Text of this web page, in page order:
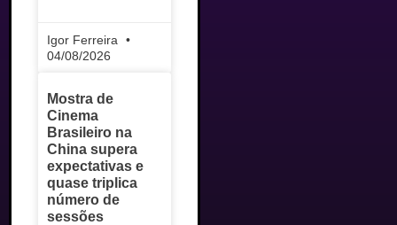
Igor Ferreira
04/08/2026
Mostra de
Cinema
Brasileiro na
China supera
expectativas e
quase triplica
número de
sessões